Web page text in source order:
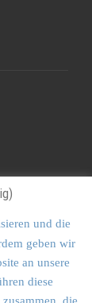
und die
geben wir
an unsere
diese
die